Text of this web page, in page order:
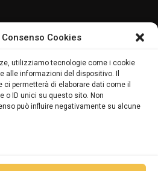
Cookies
utilizziamo tecnologie come i cookie
alle informazioni del dispositivo. Il
permetterà di elaborare dati come il
o ID unici su questo sito. Non
può influire negativamente su alcune
(UE)